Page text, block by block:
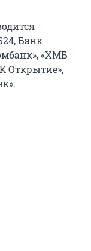
Банк
«ХМБ
Открытие»,